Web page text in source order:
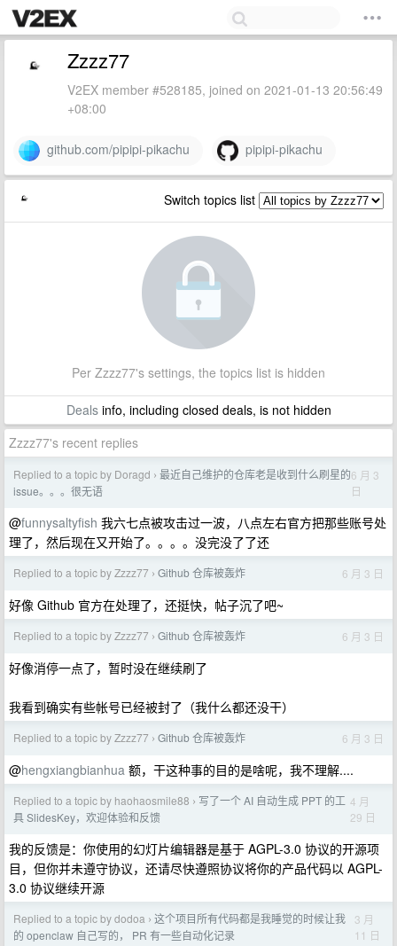
Zzzz77
V2EX member #528185, joined on 2021-01-13 20:56:49
+08:00
github.com/pipipi-pikachu pipipi-pikachu
Switch topics list
Per Zzzz77's settings, the topics list is hidden
Dealsinfo, including closed deals, is not hidden
Zzzz77's recent replies
Replied to a topic by Doragd › 最近自己维护的仓库老是收到什么刷星的
issue。。。很无语
6 月 3
日
@funnysaltyfish 我六七点被攻击过一波，八点左右官方把那些账号处
理了，然后现在又开始了。。。。没完没了了还
Replied to a topic by Zzzz77 › Github 仓库被轰炸 6 月 3 日
好像 Github 官方在处理了，还挺快，帖子沉了吧~
Replied to a topic by Zzzz77 › Github 仓库被轰炸 6 月 3 日
好像消停一点了，暂时没在继续刷了
我看到确实有些帐号已经被封了（我什么都还没干）
Replied to a topic by Zzzz77 › Github 仓库被轰炸 6 月 3 日
@hengxiangbianhua 额，干这种事的目的是啥呢，我不理解....
Replied to a topic by haohaosmile88 › 写了一个 AI 自动生成 PPT 的工
具 SlidesKey，欢迎体验和反馈
4 月
29 日
我的反馈是：你使用的幻灯片编辑器是基于 AGPL-3.0 协议的开源项
目，但你并未遵守协议，还请尽快遵照协议将你的产品代码以 AGPL-
3.0 协议继续开源
Replied to a topic by dodoa › 这个项目所有代码都是我睡觉的时候让我
的 openclaw 自己写的， PR 有一些自动化记录
3 月
11 日